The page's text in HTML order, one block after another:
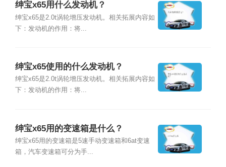
绅宝x65用什么发动机？
绅宝x65是2.0t涡轮增压发动机。相关拓展内容如
下：发动机的作用：将...
绅宝x65使用的什么发动机？
绅宝x65是2.0t涡轮增压发动机。相关拓展内容如
下：发动机的作用：将...
绅宝x65用的变速箱是什么？
绅宝x65用的变速箱是5速手动变速箱和6at变速
箱，汽车变速箱可分为手...